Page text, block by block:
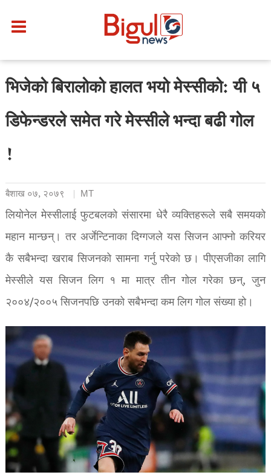
भिजेको बिरालोको हालत भयो मेस्सीको: यी ५
डिफेन्डरले समेत गरे मेस्सीले भन्दा बढी गोल
!
बैशाख ०७, २०७९ MT
लियोनेल मेस्सीलाई फुटबलको संसारमा धेरै व्यक्तिहरूले सबै समयको
महान मान्छन्। तर अर्जेन्टिनाका दिग्गजले यस सिजन आफ्नो करियर
कै सबैभन्दा खराब सिजनको सामना गर्नु परेको छ। पीएसजीका लागि
मेस्सीले यस सिजन लिग १ मा मात्र तीन गोल गरेका छन्, जुन
२००४/२००५ सिजनपछि उनको सबैभन्दा कम लिग गोल संख्या हो।